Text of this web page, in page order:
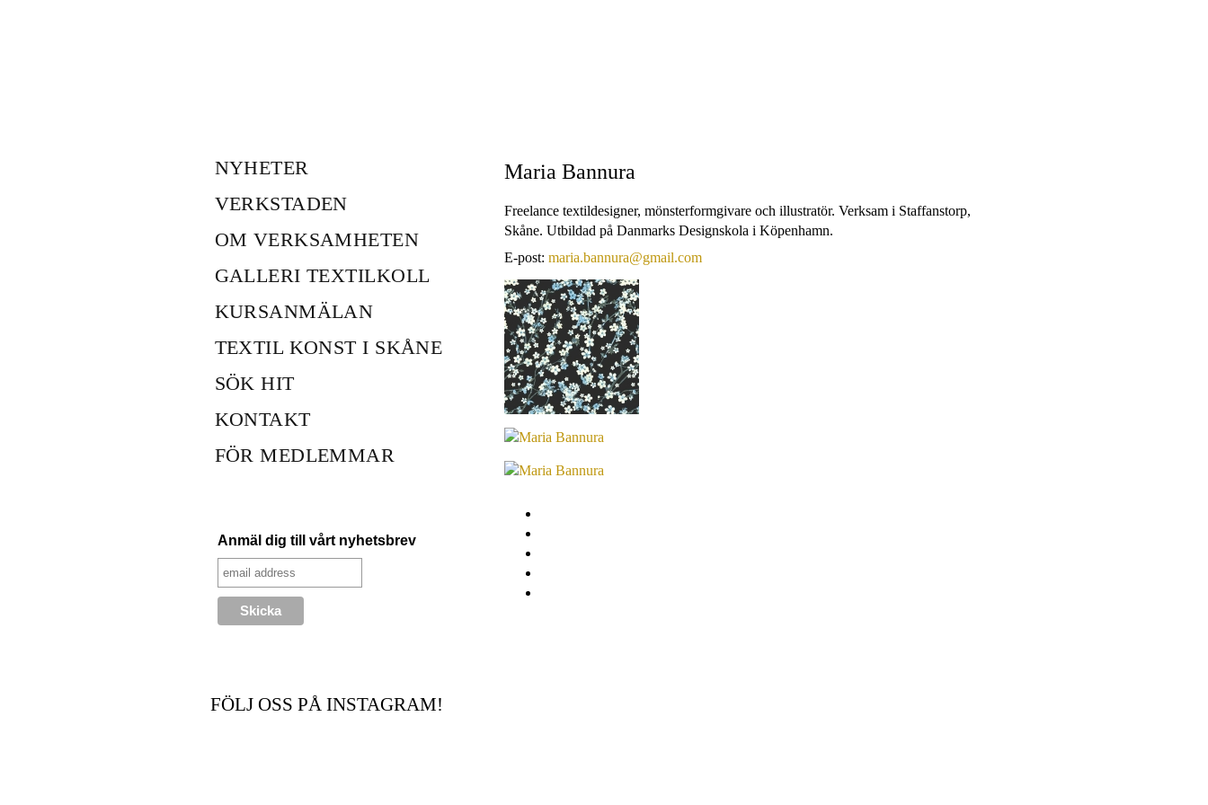
Maria Bannura
Freelance textildesigner, mönsterformgivare och illustratör. Verksam i Staffanstorp,
Skåne. Utbildad på Danmarks Designskola i Köpenhamn.
E-post: maria.bannura@gmail.com
NYHETER
VERKSTADEN
OM VERKSAMHETEN
GALLERI TEXTILKOLL
KURSANMÄLAN
TEXTIL KONST I SKÅNE
SÖK HIT
KONTAKT
FÖR MEDLEMMAR
Anmäl dig till vårt nyhetsbrev
FÖLJ OSS PÅ INSTAGRAM!